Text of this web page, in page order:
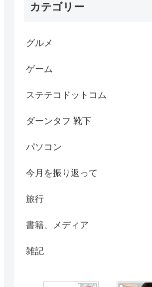
カテゴリー
グルメ
ゲーム
ステテコドットコム
ダーンタフ 靴下
パソコン
今月を振り返って
旅行
書籍、メディア
雑記